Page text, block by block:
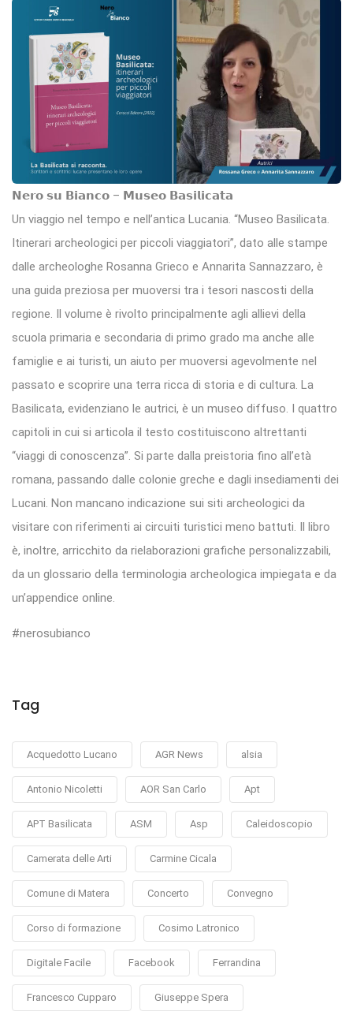
𝗡𝗲𝗿𝗼 𝘀𝘂 𝗕𝗶𝗮𝗻𝗰𝗼 – 𝗠𝘂𝘀𝗲𝗼 𝗕𝗮𝘀𝗶𝗹𝗶𝗰𝗮𝘁𝗮
Un viaggio nel tempo e nell’antica Lucania. “Museo Basilicata.
Itinerari archeologici per piccoli viaggiatori”, dato alle stampe
dalle archeologhe Rosanna Grieco e Annarita Sannazzaro, è
una guida preziosa per muoversi tra i tesori nascosti della
regione. Il volume è rivolto principalmente agli allievi della
scuola primaria e secondaria di primo grado ma anche alle
famiglie e ai turisti, un aiuto per muoversi agevolmente nel
passato e scoprire una terra ricca di storia e di cultura. La
Basilicata, evidenziano le autrici, è un museo diffuso. I quattro
capitoli in cui si articola il testo costituiscono altrettanti
“viaggi di conoscenza”. Si parte dalla preistoria fino all’età
romana, passando dalle colonie greche e dagli insediamenti dei
Lucani. Non mancano indicazione sui siti archeologici da
visitare con riferimenti ai circuiti turistici meno battuti. Il libro
è, inoltre, arricchito da rielaborazioni grafiche personalizzabili,
da un glossario della terminologia archeologica impiegata e da
un’appendice online.
#nerosubianco
Tag
Acquedotto Lucano AGR News alsia
Antonio Nicoletti AOR San Carlo Apt
APT Basilicata ASM Asp Caleidoscopio
Camerata delle Arti Carmine Cicala
Comune di Matera Concerto Convegno
Corso di formazione Cosimo Latronico
Digitale Facile Facebook Ferrandina
Francesco Cupparo Giuseppe Spera